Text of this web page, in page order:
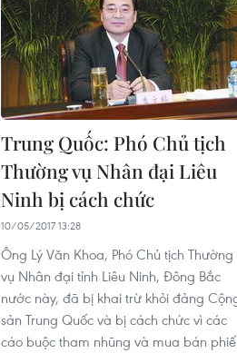
Trung Quốc: Phó Chủ tịch
Thường vụ Nhân đại Liêu
Ninh bị cách chức
10/05/2017 13:28
Ông Lý Văn Khoa, Phó Chủ tịch Thường
vụ Nhân đại tỉnh Liêu Ninh, Đông Bắc
nước này, đã bị khai trừ khỏi đảng
sản Trung Quốc và bị cách chức vì các
cáo buộc tham nhũng và mua bán